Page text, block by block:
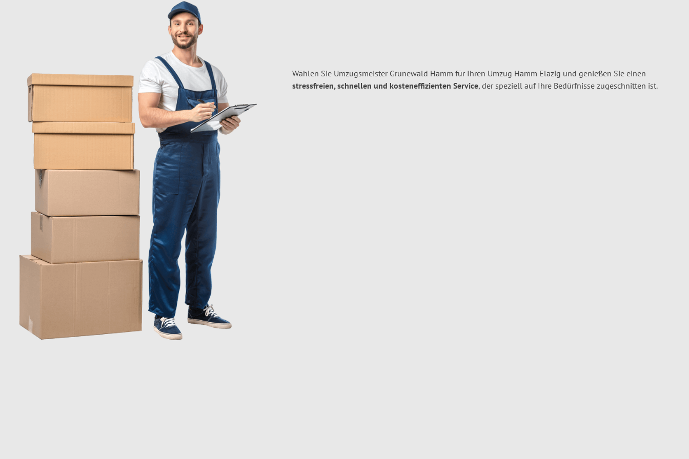
Wählen Sie Umzugsmeister Grunewald Hamm für Ihren Umzug Hamm Elazig und genießen Sie einen
stressfreien, schnellen und kosteneffizienten Service, der speziell auf Ihre Bedürfnisse zugeschnitten ist.